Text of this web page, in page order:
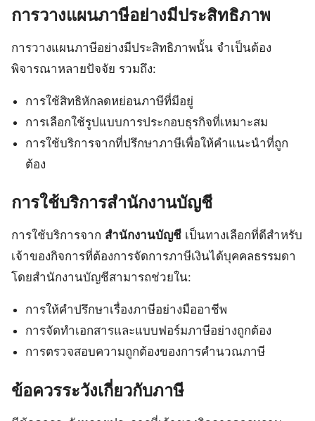
การวางแผนภาษีอย่างมีประสิทธิภาพ
การวางแผนภาษีอย่างมีประสิทธิภาพนั้น จำเป็นต้อง
พิจารณาหลายปัจจัย รวมถึง:
การใช้สิทธิหักลดหย่อนภาษีที่มีอยู่
การเลือกใช้รูปแบบการประกอบธุรกิจที่เหมาะสม
การใช้บริการจากที่ปรึกษาภาษีเพื่อให้คำแนะนำที่ถูก
ต้อง
การใช้บริการสำนักงานบัญชี
การใช้บริการจาก สำนักงานบัญชี เป็นทางเลือกที่ดีสำหรับ
เจ้าของกิจการที่ต้องการจัดการภาษีเงินได้บุคคลธรรมดา
โดยสำนักงานบัญชีสามารถช่วยใน:
การให้คำปรึกษาเรื่องภาษีอย่างมืออาชีพ
การจัดทำเอกสารและแบบฟอร์มภาษีอย่างถูกต้อง
การตรวจสอบความถูกต้องของการคำนวณภาษี
ข้อควรระวังเกี่ยวกับภาษี